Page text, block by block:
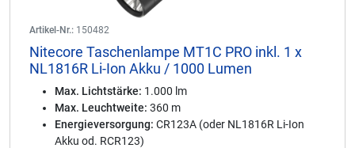
Artikel-Nr.: 150482
Nitecore Taschenlampe MT1C PRO inkl. 1 x
NL1816R Li-Ion Akku / 1000 Lumen
Max. Lichtstärke: 1.000 lm
Max. Leuchtweite: 360 m
Energieversorgung: CR123A (oder NL1816R Li-Ion
Akku od. RCR123)